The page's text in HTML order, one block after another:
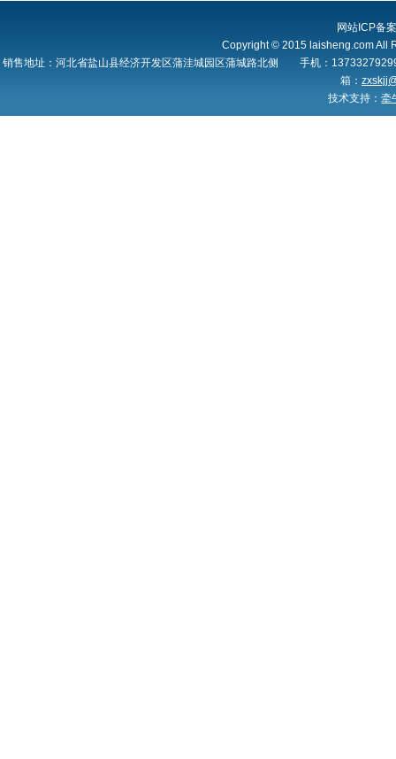
网站ICP备
Copyright © 2015 laisheng.com All
销售地址：河北省盐山县经济开发区蒲洼城园区蒲城路北侧 手机：
箱：
技术支持：牵